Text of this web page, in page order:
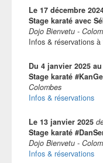
Le 17 décembre
Stage karaté avec
Dojo Bienvetu -
Infos & réservations à
Du 4 janvier 2025 au
Stage karaté
Colombes
Infos & réservations
Le 13 janvier 2025
Stage karaté
Dojo Bienvetu -
Infos & réservations